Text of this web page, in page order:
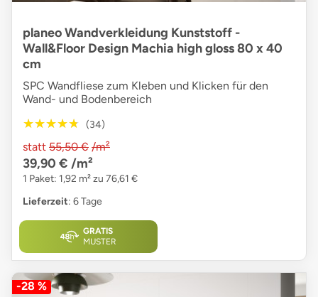
planeo Wandverkleidung Kunststoff -
Wall&Floor Design Machia high gloss 80 x 40
cm
SPC Wandfliese zum Kleben und Klicken für den
Wand- und Bodenbereich
★★★★★
★★★★★ (34)
statt 55,50 € /m²
39,90 € /m²
1 Paket: 1,92 m² zu 76,61 €
Lieferzeit: 6 Tage
GRATIS
MUSTER
-28 %